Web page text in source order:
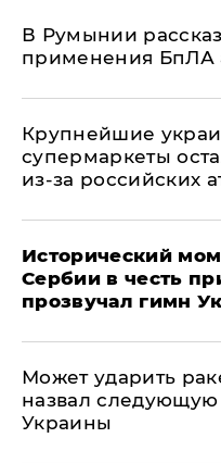
В Румынии
применения БпЛА
Крупнейшие
супермаркеты
из-за российских
Исторический
Сербии в честь
прозвучал гимн
Может ударить
назвал
Украины